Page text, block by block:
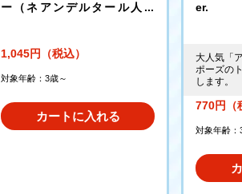
ー（ネアンデルタール人つ
1,045円（税込）
対象年齢：3歳～
カートに入れる
er.
大人気「
ポーズの
します。
770円（
対象年齢：